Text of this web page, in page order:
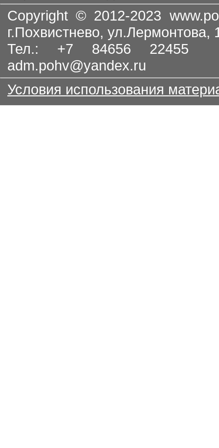
Copyright © 2012-2023
г.Похвистнево, ул.Лермонтова,
Тел.: +7 84656
adm.pohv@yandex.ru
Условия использования